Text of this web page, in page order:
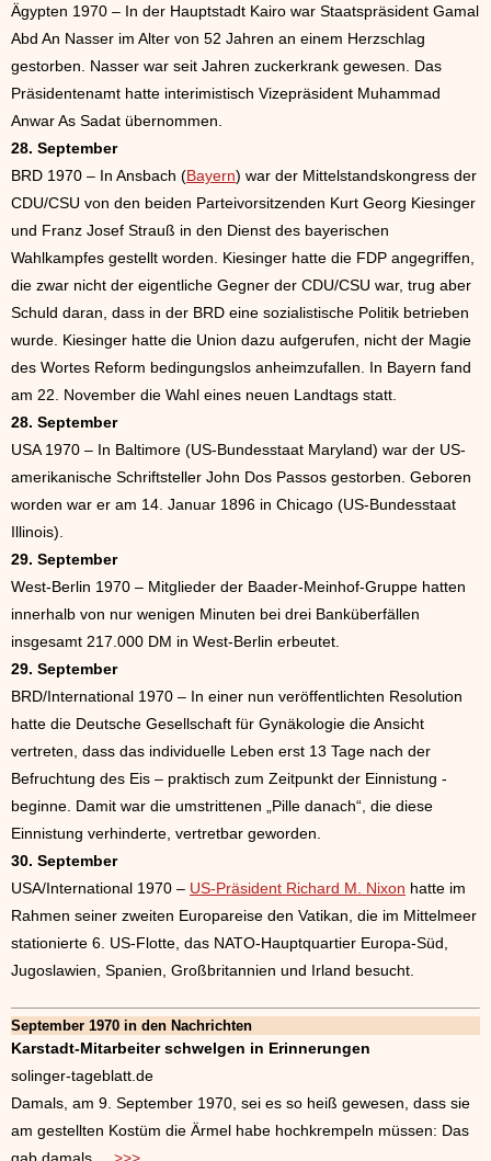
Ägypten 1970 – In der Hauptstadt Kairo war Staatspräsident Gamal
Abd An Nasser im Alter von 52 Jahren an einem Herzschlag
gestorben. Nasser war seit Jahren zuckerkrank gewesen. Das
Präsidentenamt hatte interimistisch Vizepräsident Muhammad
Anwar As Sadat übernommen.
28. September
BRD 1970 – In Ansbach (Bayern) war der Mittelstandskongress der
CDU/CSU von den beiden Parteivorsitzenden Kurt Georg Kiesinger
und Franz Josef Strauß in den Dienst des bayerischen
Wahlkampfes gestellt worden. Kiesinger hatte die FDP angegriffen,
die zwar nicht der eigentliche Gegner der CDU/CSU war, trug aber
Schuld daran, dass in der BRD eine sozialistische Politik betrieben
wurde. Kiesinger hatte die Union dazu aufgerufen, nicht der Magie
des Wortes Reform bedingungslos anheimzufallen. In Bayern fand
am 22. November die Wahl eines neuen Landtags statt.
28. September
USA 1970 – In Baltimore (US-Bundesstaat Maryland) war der US-
amerikanische Schriftsteller John Dos Passos gestorben. Geboren
worden war er am 14. Januar 1896 in Chicago (US-Bundesstaat
Illinois).
29. September
West-Berlin 1970 – Mitglieder der Baader-Meinhof-Gruppe hatten
innerhalb von nur wenigen Minuten bei drei Banküberfällen
insgesamt 217.000 DM in West-Berlin erbeutet.
29. September
BRD/International 1970 – In einer nun veröffentlichten Resolution
hatte die Deutsche Gesellschaft für Gynäkologie die Ansicht
vertreten, dass das individuelle Leben erst 13 Tage nach der
Befruchtung des Eis – praktisch zum Zeitpunkt der Einnistung -
beginne. Damit war die umstrittenen „Pille danach“, die diese
Einnistung verhinderte, vertretbar geworden.
30. September
USA/International 1970 – US-Präsident Richard M. Nixon hatte im
Rahmen seiner zweiten Europareise den Vatikan, die im Mittelmeer
stationierte 6. US-Flotte, das NATO-Hauptquartier Europa-Süd,
Jugoslawien, Spanien, Großbritannien und Irland besucht.
September 1970 in den Nachrichten
Karstadt-Mitarbeiter schwelgen in Erinnerungen
solinger-tageblatt.de
Damals, am 9. September 1970, sei es so heiß gewesen, dass sie
am gestellten Kostüm die Ärmel habe hochkrempeln müssen: Das